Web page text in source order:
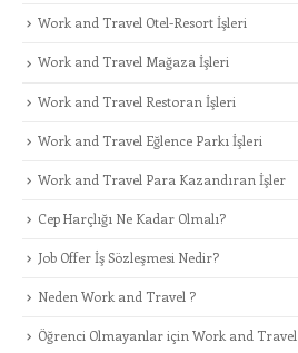
Work and Travel Otel-Resort İşleri
Work and Travel Mağaza İşleri
Work and Travel Restoran İşleri
Work and Travel Eğlence Parkı İşleri
Work and Travel Para Kazandıran İşler
Cep Harçlığı Ne Kadar Olmalı?
Job Offer İş Sözleşmesi Nedir?
Neden Work and Travel ?
Öğrenci Olmayanlar için Work and Travel